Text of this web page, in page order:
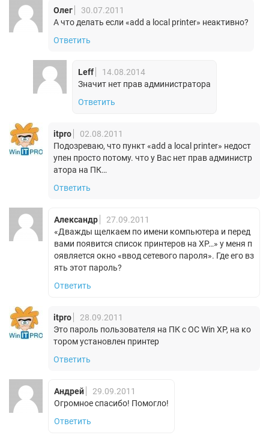
Олег
30.07.2011
А что делать если «add a local printer» неактивно?
Ответить
Leff
14.08.2014
Значит нет прав администратора
Ответить
itpro
02.08.2011
Подозреваю, что пункт «add a local printer» недост
упен просто потому. что у Вас нет прав администр
атора на ПК…
Ответить
Александр
27.09.2011
«Дважды щелкаем по имени компьютера и перед
вами появится список принтеров на XP…» у меня п
оявляется окно «ввод сетевого пароля». Где его вз
ять этот пароль?
Ответить
itpro
28.09.2011
Это пароль пользователя на ПК с ОС Win XP, на ко
тором установлен принтер
Ответить
Андрей
29.09.2011
Огромное спасибо! Помогло!
Ответить